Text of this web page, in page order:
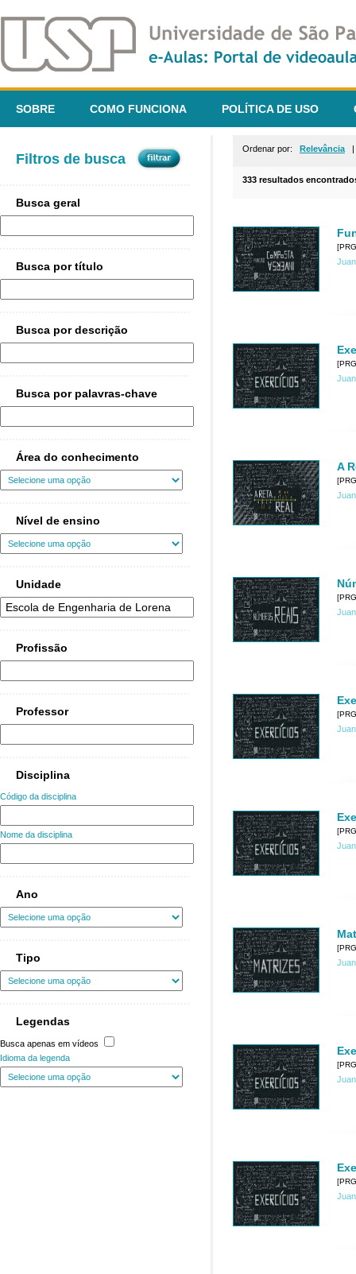
SOBRE COMO FUNCIONA POLÍTICA DE USO
Filtros de busca
Busca geral
Busca por título
Busca por descrição
Busca por palavras-chave
Área do conhecimento
Nível de ensino
Unidade
Profissão
Professor
Disciplina
Código da disciplina
Nome da disciplina
Ano
Tipo
Legendas
Busca apenas em vídeos
Idioma da legenda
Ordenar por: Relevância
333 resultados
A